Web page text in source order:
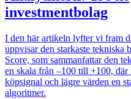
investmentbolag
I den här artikeln lyfter vi fram
uppvisar den starkaste tekniska
Score, som sammanfattar den
en skala från –100 till +100,
köpsignal och lägre värden en
algoritmer.